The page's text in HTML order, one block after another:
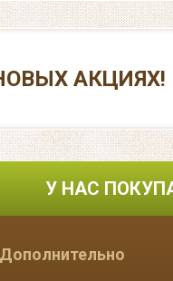
АКЦИЯХ!
У НАС
Дополнительно